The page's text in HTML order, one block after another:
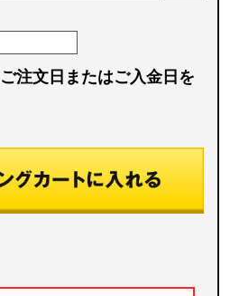
注文日またはご入金日を